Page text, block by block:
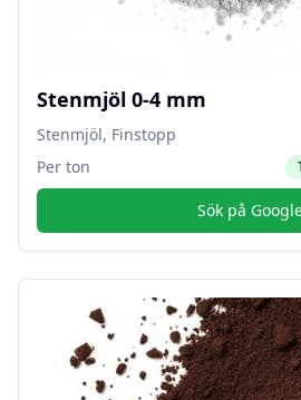
Stenmjöl 0-4 mm
Stenmjöl, Finstopp
Per ton
Sök på